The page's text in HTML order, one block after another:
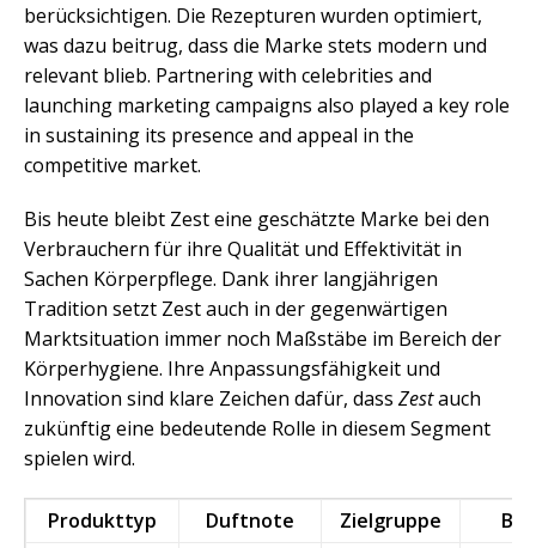
berücksichtigen. Die Rezepturen wurden optimiert,
was dazu beitrug, dass die Marke stets modern und
relevant blieb. Partnering with celebrities and
launching marketing campaigns also played a key role
in sustaining its presence and appeal in the
competitive market.
Bis heute bleibt Zest eine geschätzte Marke bei den
Verbrauchern für ihre Qualität und Effektivität in
Sachen Körperpflege. Dank ihrer langjährigen
Tradition setzt Zest auch in der gegenwärtigen
Marktsituation immer noch Maßstäbe im Bereich der
Körperhygiene. Ihre Anpassungsfähigkeit und
Innovation sind klare Zeichen dafür, dass Zestauch
zukünftig eine bedeutende Rolle in diesem Segment
spielen wird.
Produkttyp Duftnote Zielgruppe